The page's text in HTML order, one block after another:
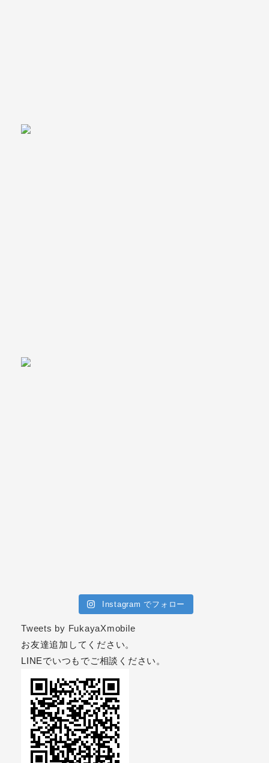
Instagram でフォロー
Tweets by FukayaXmobile
お友達追加してください。
LINEでいつもでご相談ください。